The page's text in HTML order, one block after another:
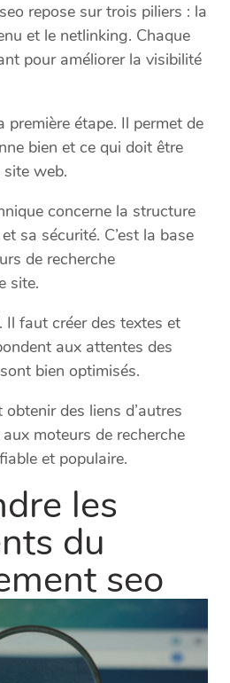
repose sur trois piliers : la
et le netlinking. Chaque
pour améliorer la visibilité
première étape. Il permet de
bien et ce qui doit être
web.
concerne la structure
sa sécurité. C’est la base
de recherche
site.
Il faut créer des textes et
aux attentes des
bien optimisés.
obtenir des liens d’autres
moteurs de recherche
et populaire.
les
du
seo